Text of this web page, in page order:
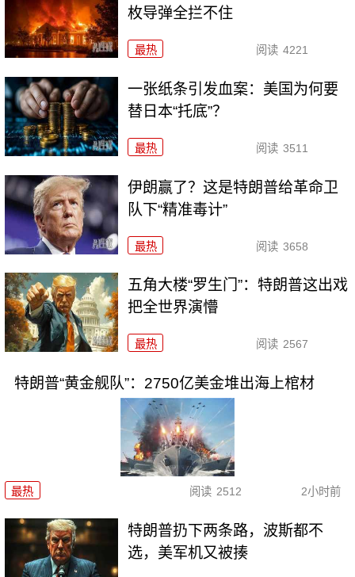
枚导弹全拦不住
最热 阅读 4221
一张纸条引发血案：美国为何要
替日本“托底”？
最热 阅读 3511
伊朗赢了？这是特朗普给革命卫
队下“精准毒计”
最热 阅读 3658
五角大楼“罗生门”：特朗普这出戏
把全世界演懵
最热 阅读 2567
特朗普“黄金舰队”：2750亿美金堆出海上棺材
最热 阅读 2512 2小时前
特朗普扔下两条路，波斯都不
选，美军机又被揍